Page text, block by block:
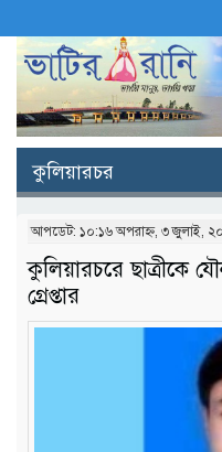
কুলিয়ারচর
আপডেট: ১০:১৬ অপরাহ্ন, ৩ জুলাই,
কুলিয়ারচরে ছাত্রীকে
গ্রেপ্তার